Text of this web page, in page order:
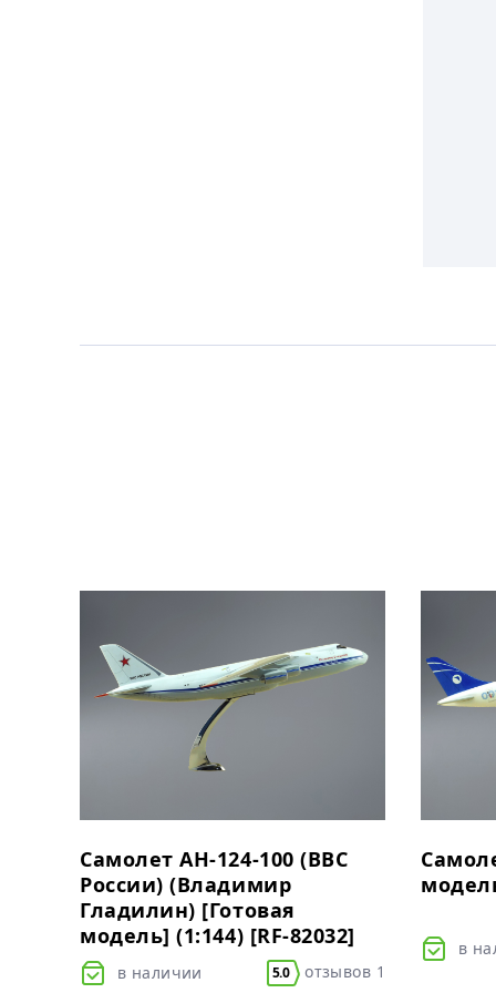
Самолет АН-124-100 (ВВС
России) (Владимир
Гладилин) [Готовая
модель] (1:144) [RF-82032]
в наличии 5.0 отзывов 1
в